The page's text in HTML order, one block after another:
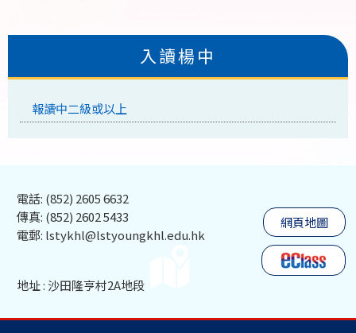
入讀楊中
報讀中二級或以上
電話: (852) 2605 6632
傳真: (852) 2602 5433
電郵: lstykhl@lstyoungkhl.edu.hk
地址 : 沙田隆亨村2A地段
網頁地圖